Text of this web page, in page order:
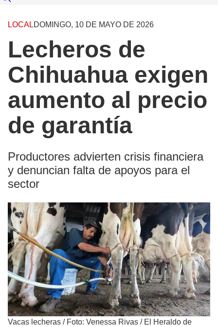
LOCALDOMINGO, 10 DE MAYO DE 2026
Lecheros de
Chihuahua exigen
aumento al precio
de garantía
Productores advierten crisis financiera
y denuncian falta de apoyos para el
sector
Vacas lecheras / Foto: Venessa Rivas / El Heraldo de